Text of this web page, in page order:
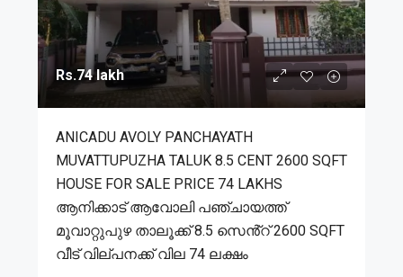
Rs.74 lakh
ANICADU AVOLY PANCHAYATH
MUVATTUPUZHA TALUK 8.5 CENT 2600 SQFT
HOUSE FOR SALE PRICE 74 LAKHS
ആനിക്കാട് ആവോലി പഞ്ചായത്ത്
മൂവാറ്റുപുഴ താലൂക്ക് 8.5 സെൻ്റ് 2600 SQFT
വീട് വില്പനക്ക് വില 74 ലക്ഷം